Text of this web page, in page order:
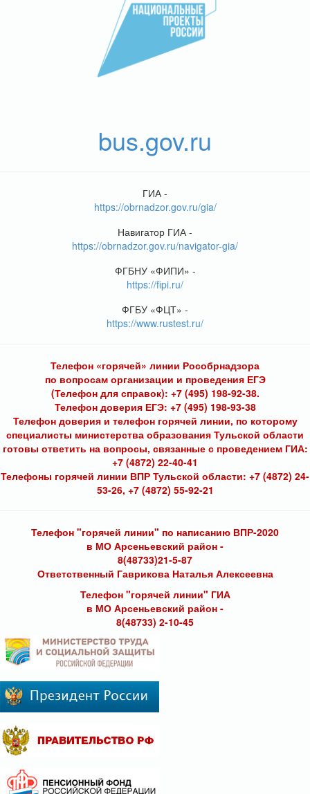
bus.gov.ru
ГИА -
https://obrnadzor.gov.ru/gia/
Навигатор ГИА -
https://obrnadzor.gov.ru/navigator-gia/
ФГБНУ «ФИПИ» -
https://fipi.ru/
ФГБУ «ФЦТ» -
https://www.rustest.ru/
Телефон «горячей» линии Рособрнадзора
по вопросам организации и проведения ЕГЭ
(Телефон для справок): +7 (495) 198-92-38.
Телефон доверия ЕГЭ: +7 (495) 198-93-38
Телефон доверия и телефон горячей линии, по которому
специалисты министерства образования Тульской области
готовы ответить на вопросы, связанные с проведением ГИА:
+7 (4872) 22-40-41
Телефоны горячей линии ВПР Тульской области: +7 (4872) 24-
53-26, +7 (4872) 55-92-21
Телефон "горячей линии" по написанию ВПР-2020
в МО Арсеньевский район -
8(48733)21-5-87
Ответственный Гаврикова Наталья Алексеевна
Телефон "горячей линии" ГИА
в МО Арсеньевский район -
8(48733) 2-10-45